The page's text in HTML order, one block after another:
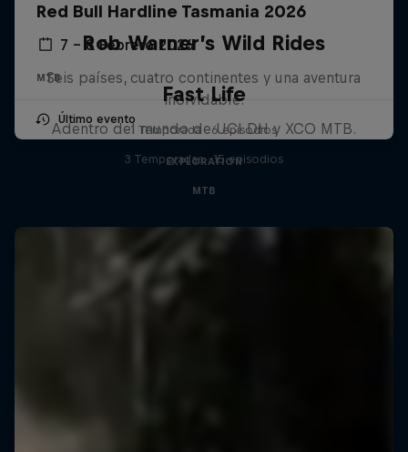
Red Bull Hardline Tasmania 2026
7 – 8 Febrero 2026
MTB
Último evento
Rob Warner’s Wild Rides
Seis países, cuatro continentes y una aventura
inolvidable.
1 Temporada · 6 episodios
EXPLORATION
Fast Life
Adentro del mundo de UCI DH y XCO MTB.
3 Temporadas · 15 episodios
MTB